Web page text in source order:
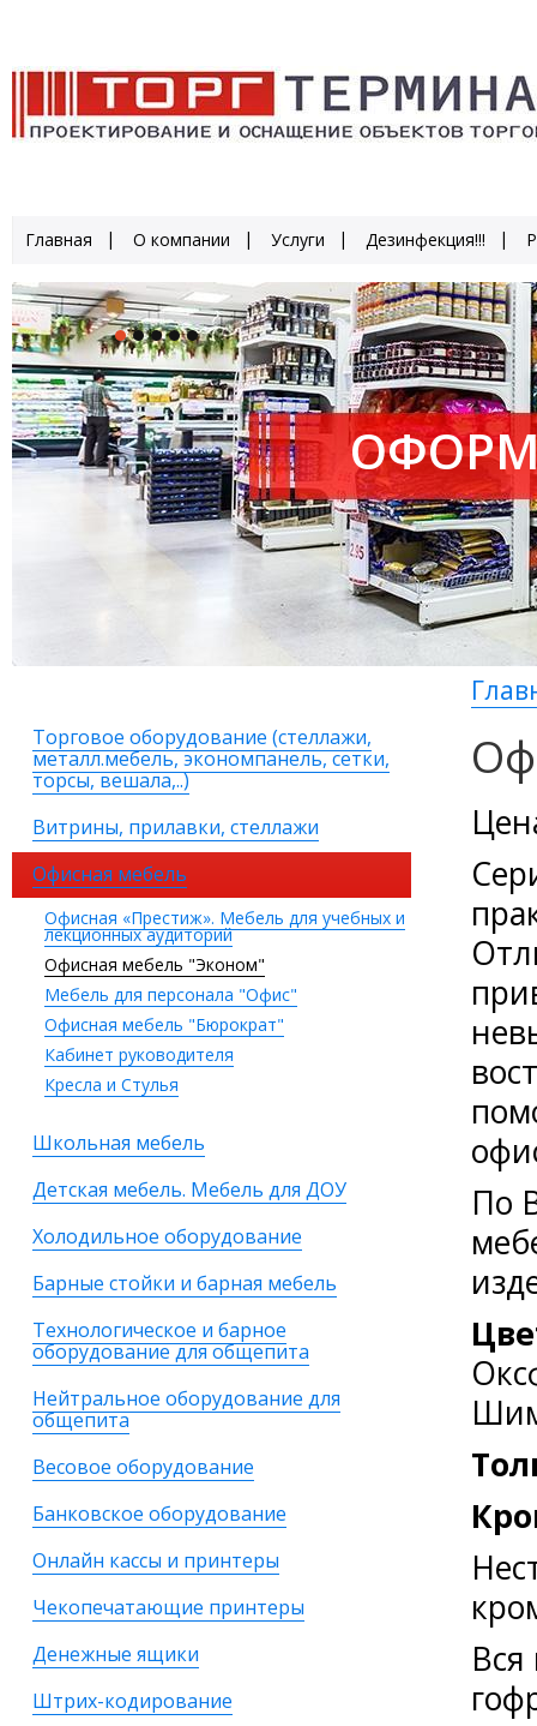
Главная О компании Услуги Дезинфекция!!!
Торговое оборудование (стеллажи,
металл.мебель, экономпанель, сетки,
торсы, вешала,..)
Витрины, прилавки, стеллажи
Офисная мебель
Офисная «Престиж». Мебель для учебных и
лекционных аудиторий
Офисная мебель "Эконом"
Мебель для персонала "Офис"
Офисная мебель "Бюрократ"
Кабинет руководителя
Кресла и Стулья
Школьная мебель
Детская мебель. Мебель для ДОУ
Холодильное оборудование
Барные стойки и барная мебель
Технологическое и барное
оборудование для общепита
Нейтральное оборудование для
общепита
Весовое оборудование
Банковское оборудование
Онлайн кассы и принтеры
Чекопечатающие принтеры
Денежные ящики
Штрих-кодирование
По